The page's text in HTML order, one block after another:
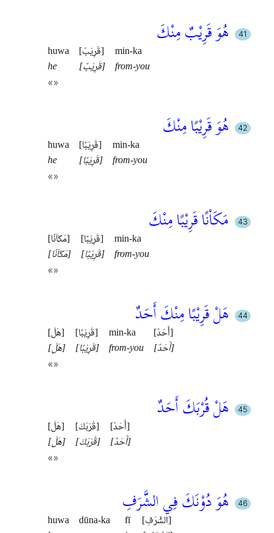
هُوَ قَرِيْبٌ مِنْكَ
huwa
he
[قَرِيْبٌ]
[قَرِيْبٌ]
min-ka
from-you
«»
هُوَ قَرِيْبًا مِنْكَ
huwa
he
[قَرِيْبًا]
[قَرِيْبًا]
min-ka
from-you
«»
مَكَاْنًا قَرِيْبًا مِنْكَ
[مَكَاْنًا]
[مَكَاْنًا]
[قَرِيْبًا]
[قَرِيْبًا]
min-ka
from-you
«»
هَلْ قَرِيْبًا مِنْكَ أَحَدٌ
[هَلْ]
[هَلْ]
[قَرِيْبًا]
[قَرِيْبًا]
min-ka
from-you
[أَحَدٌ]
[أَحَدٌ]
«»
هَلْ قُرْبَكَ أَحَدٌ
[هَلْ]
[هَلْ]
[قُرْبَكَ]
[قُرْبَكَ]
[أَحَدٌ]
[أَحَدٌ]
«»
هُوَ دُوْنَكَ فِي الشَّرَفِ
huwa dūna-ka
fī
[الشَّرَفِ]